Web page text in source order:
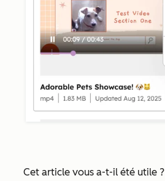
Cet article vous a-t-il été utile ?